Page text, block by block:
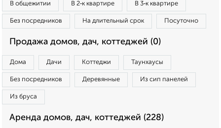
В общежитии В 2‑к квартире В 3‑к квартире
Без посредников На длительный срок Посуточно
Продажа домов, дач, коттеджей (0)
Дома Дачи Коттеджи Таунхаусы
Без посредников Деревянные Из сип панелей
Из бруса
Аренда домов, дач, коттеджей (228)